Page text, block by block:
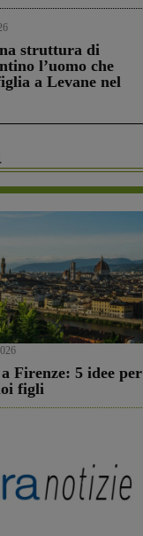
struttura di
l’uomo che
a Levane nel
Firenze: 5 idee per
figli